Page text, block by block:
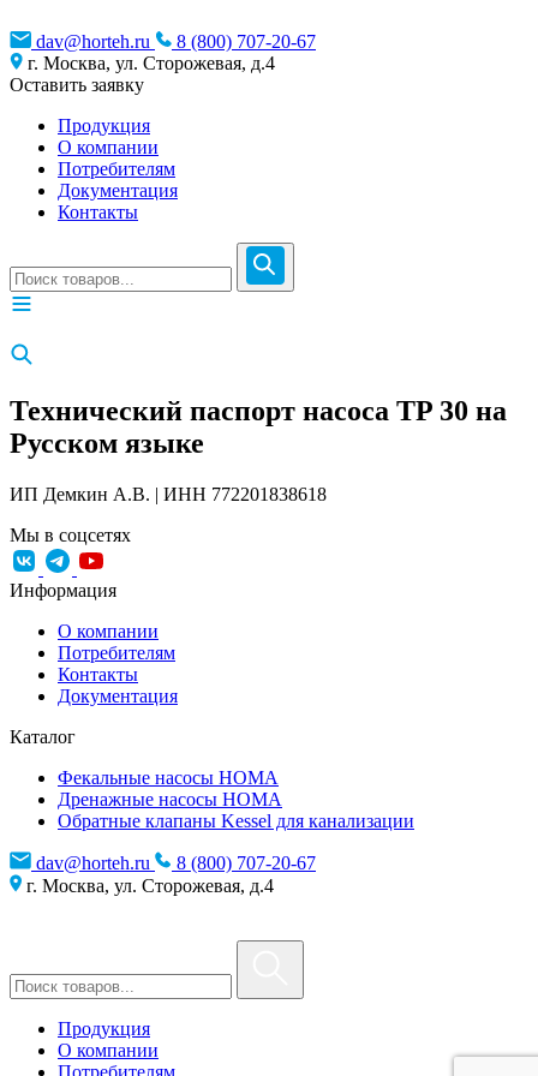
dav@horteh.ru
8 (800) 707-20-67
г. Москва, ул. Сторожевая, д.4
Оставить заявку
Продукция
О компании
Потребителям
Документация
Контакты
Технический паспорт насоса TP 30 на
Русском языке
ИП Демкин А.В. | ИНН 772201838618
Мы в соцсетях
Информация
О компании
Потребителям
Контакты
Документация
Каталог
Фекальные насосы HOMA
Дренажные насосы HOMA
Обратные клапаны Kessel для канализации
dav@horteh.ru
8 (800) 707-20-67
г. Москва, ул. Сторожевая, д.4
Продукция
О компании
Потребителям